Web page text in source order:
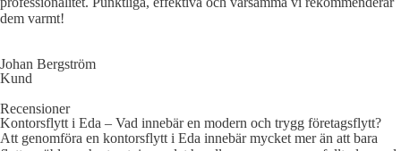
dem varmt!
Johan Bergström
Kund
Recensioner
Kontorsflytt i Eda – Vad innebär en modern och trygg företagsflytt?
Att genomföra en kontorsflytt i Eda innebär mycket mer än att bara